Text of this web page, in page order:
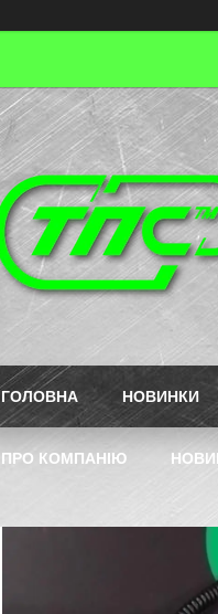
ГОЛОВНА НОВИНКИ
ПРО КОМПАНІЮ